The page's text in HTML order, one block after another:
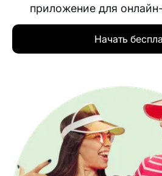
приложение для
Начать